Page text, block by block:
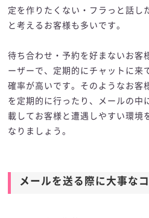
定を作りたくない・フラっと話し
と考えるお客様も多いです。
待ち合わせ・予約を好まないお客
ーザーで、定期的にチャットに来
確率が高いです。そのようなお客
を定期的に行ったり、メールの中
載してお客様と遭遇しやすい環境
なりましょう。
メールを送る際に大事なコ